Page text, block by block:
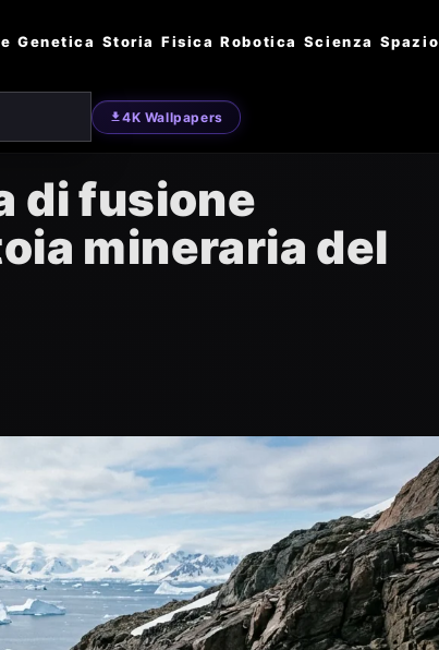
Genetica Storia Fisica Robotica Scienza Spazio
4K Wallpapers
di fusione
mineraria del